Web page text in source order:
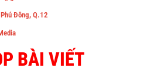
Đông, Q.12
BÀI VIẾT